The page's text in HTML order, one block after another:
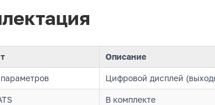
Описание
Цифровой дисплей
В комплекте